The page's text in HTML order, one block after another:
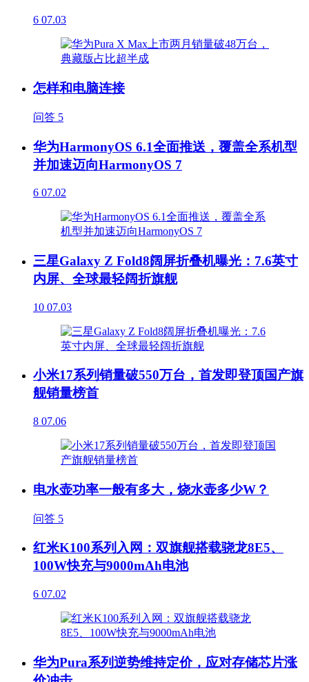
6 07.03
怎样和电脑连接
问答 5
华为HarmonyOS 6.1全面推送，覆盖全系机型
并加速迈向HarmonyOS 7
6 07.02
三星Galaxy Z Fold8阔屏折叠机曝光：7.6英寸
内屏、全球最轻阔折旗舰
10 07.03
小米17系列销量破550万台，首发即登顶国产旗
舰销量榜首
8 07.06
电水壶功率一般有多大，烧水壶多少W？
问答 5
红米K100系列入网：双旗舰搭载骁龙8E5、
100W快充与9000mAh电池
6 07.02
华为Pura系列逆势维持定价，应对存储芯片涨